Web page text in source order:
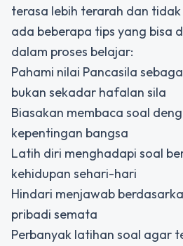
terasa lebih terarah dan
ada beberapa tips yang bisa
dalam proses belajar:
Pahami nilai Pancasila
bukan sekadar hafalan sila
Biasakan membaca soal
kepentingan bangsa
Latih diri menghadapi soal
kehidupan sehari-hari
Hindari menjawab
pribadi semata
Perbanyak latihan soal agar